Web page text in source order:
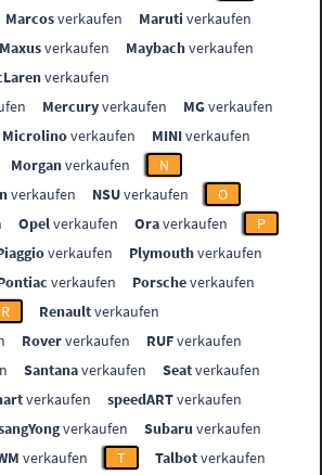
Marcosverkaufen Maruti verkaufen
Maxusverkaufen Maybachverkaufen
verkaufen
Mercuryverkaufen MGverkaufen
Microlinoverkaufen MINIverkaufen
Morganverkaufen
N
verkaufen NSUverkaufen
O
Opelverkaufen Oraverkaufen
P
verkaufen Plymouthverkaufen
verkaufen Porscheverkaufen
R Renaultverkaufen
Roververkaufen RUFverkaufen
Santanaverkaufen Seatverkaufen
verkaufen speedARTverkaufen
verkaufen Subaru verkaufen
verkaufen T Talbotverkaufen